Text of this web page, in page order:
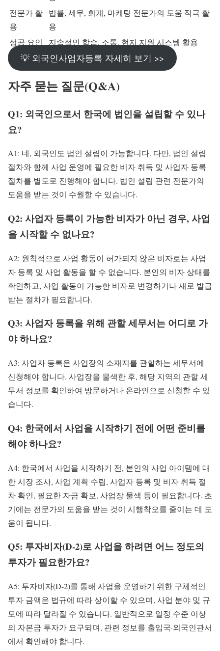
전문가 활
용
법률, 세무, 회계, 마케팅 전문가의 도움 적극 활
용
성공 요인
지속적인 학습, 소통, 현지 지원 시스템 활용
💡 외국인사업자등록 자세히 보기 >>
자주 묻는 질문(Q&A)
Q1: 외국인으로서 한국에 법인을 설립할 수 있나
요?
A1: 네, 외국인도 법인 설립이 가능합니다. 다만, 법인 설립
절차와 함께 사업 운영에 필요한 비자 취득 및 사업자 등록
절차를 별도로 진행해야 합니다. 법인 설립 관련 전문가의
도움을 받는 것이 수월할 수 있습니다.
Q2: 사업자 등록이 가능한 비자가 아닌 경우, 사업
을 시작할 수 없나요?
A2: 원칙적으로 사업 활동이 허가되지 않은 비자로는 사업
자 등록 및 사업 활동을 할 수 없습니다. 본인의 비자 상태를
확인하고, 사업 활동이 가능한 비자로 변경하거나 새로 발급
받는 절차가 필요합니다.
Q3: 사업자 등록을 위해 관할 세무서는 어디로 가
야 하나요?
A3: 사업자 등록은 사업장의 소재지를 관할하는 세무서에
신청해야 합니다. 사업장을 물색한 후, 해당 지역의 관할 세
무서 정보를 확인하여 방문하거나 온라인으로 신청할 수 있
습니다.
Q4: 한국에서 사업을 시작하기 전에 어떤 준비를
해야 하나요?
A4: 한국에서 사업을 시작하기 전, 본인의 사업 아이템에 대
한 시장 조사, 사업 계획 수립, 사업자 등록 및 비자 취득 절
차 확인, 필요한 자금 확보, 사업장 물색 등이 필요합니다. 초
기에는 전문가의 도움을 받는 것이 시행착오를 줄이는 데 도
움이 됩니다.
Q5: 투자비자(D-2)로 사업을 하려면 어느 정도의
투자가 필요한가요?
A5: 투자비자(D-2)를 통해 사업을 운영하기 위한 구체적인
투자 금액은 법규에 따라 상이할 수 있으며, 사업 분야 및 규
모에 따라 달라질 수 있습니다. 일반적으로 일정 수준 이상
의 자본금 투자가 요구되며, 관련 정보를 출입국·외국인관서
에서 확인해야 합니다.